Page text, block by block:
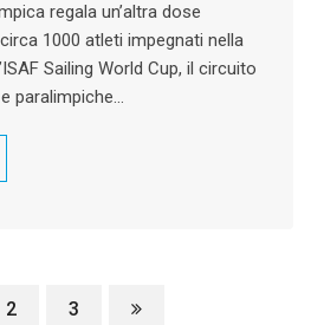
regala un’altra dose
1000 atleti impegnati nella
Sailing World Cup, il circuito
paralimpiche…
2 3